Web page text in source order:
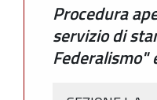
Procedura
servizio di
Federalismo"